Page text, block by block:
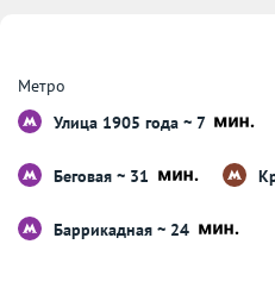
Метро
Улица 1905 года ~ 7
Беговая ~ 31
Баррикадная ~ 24